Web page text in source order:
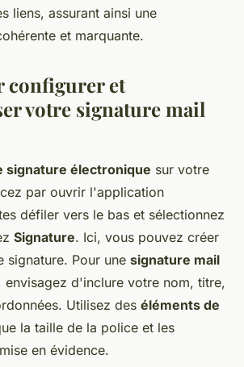
liens, assurant ainsi une
et marquante.
configurer et
votre signature mail
signature électronique sur votre
par ouvrir l'application
défiler vers le bas et sélectionnez
Signature. Ici, vous pouvez créer
signature. Pour une signature mail
envisagez d'inclure votre nom, titre,
Utilisez des éléments de
la taille de la police et les
en évidence.